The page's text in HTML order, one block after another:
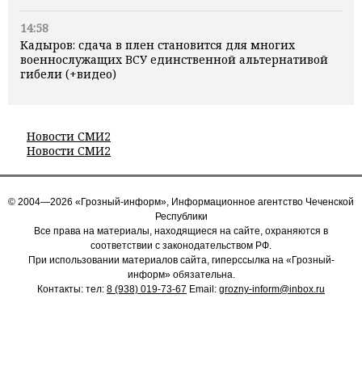
14:58
Кадыров: сдача в плен становится для многих
военнослужащих ВСУ единственной альтернативой
гибели (+видео)
Новости СМИ2
Новости СМИ2
© 2004—2026 «Грозный-информ», Информационное агентство Чеченской
Республики
Все права на материалы, находящиеся на сайте, охраняются в
соответствии с законодательством РФ.
При использовании материалов сайта, гиперссылка на «Грозный-
информ» обязательна.
Контакты: тел: 8 (938) 019-73-67 Email: grozny-inform@inbox.ru